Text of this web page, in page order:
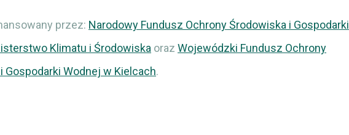
przez: Narodowy Fundusz Ochrony Środowiska i Gospodarki
Klimatu i Środowiska oraz Wojewódzki Fundusz Ochrony
Gospodarki Wodnej w Kielcach.